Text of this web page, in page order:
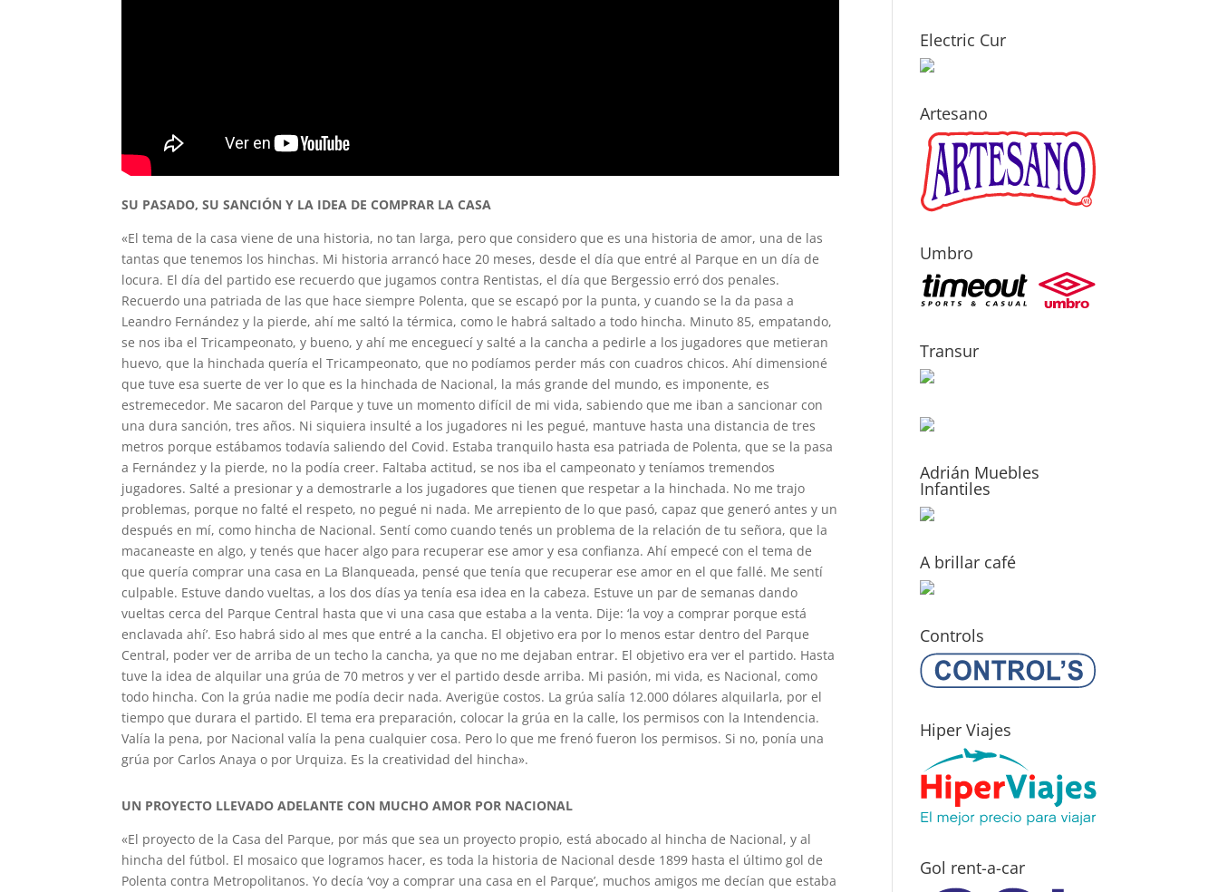
SU PASADO, SU SANCIÓN Y LA IDEA DE COMPRAR LA CASA
«El tema de la casa viene de una historia, no tan larga, pero que considero que es una historia de amor, una de las
tantas que tenemos los hinchas. Mi historia arrancó hace 20 meses, desde el día que entré al Parque en un día de
locura. El día del partido ese recuerdo que jugamos contra Rentistas, el día que Bergessio erró dos penales.
Recuerdo una patriada de las que hace siempre Polenta, que se escapó por la punta, y cuando se la da pasa a
Leandro Fernández y la pierde, ahí me saltó la térmica, como le habrá saltado a todo hincha. Minuto 85, empatando,
se nos iba el Tricampeonato, y bueno, y ahí me enceguecí y salté a la cancha a pedirle a los jugadores que metieran
huevo, que la hinchada quería el Tricampeonato, que no podíamos perder más con cuadros chicos. Ahí dimensioné
que tuve esa suerte de ver lo que es la hinchada de Nacional, la más grande del mundo, es imponente, es
estremecedor. Me sacaron del Parque y tuve un momento difícil de mi vida, sabiendo que me iban a sancionar con
una dura sanción, tres años. Ni siquiera insulté a los jugadores ni les pegué, mantuve hasta una distancia de tres
metros porque estábamos todavía saliendo del Covid. Estaba tranquilo hasta esa patriada de Polenta, que se la pasa
a Fernández y la pierde, no la podía creer. Faltaba actitud, se nos iba el campeonato y teníamos tremendos
jugadores. Salté a presionar y a demostrarle a los jugadores que tienen que respetar a la hinchada. No me trajo
problemas, porque no falté el respeto, no pegué ni nada. Me arrepiento de lo que pasó, capaz que generó antes y un
después en mí, como hincha de Nacional. Sentí como cuando tenés un problema de la relación de tu señora, que la
macaneaste en algo, y tenés que hacer algo para recuperar ese amor y esa confianza. Ahí empecé con el tema de
que quería comprar una casa en La Blanqueada, pensé que tenía que recuperar ese amor en el que fallé. Me sentí
culpable. Estuve dando vueltas, a los dos días ya tenía esa idea en la cabeza. Estuve un par de semanas dando
vueltas cerca del Parque Central hasta que vi una casa que estaba a la venta. Dije: ‘la voy a comprar porque está
enclavada ahí’. Eso habrá sido al mes que entré a la cancha. El objetivo era por lo menos estar dentro del Parque
Central, poder ver de arriba de un techo la cancha, ya que no me dejaban entrar. El objetivo era ver el partido. Hasta
tuve la idea de alquilar una grúa de 70 metros y ver el partido desde arriba. Mi pasión, mi vida, es Nacional, como
todo hincha. Con la grúa nadie me podía decir nada. Averigüe costos. La grúa salía 12.000 dólares alquilarla, por el
tiempo que durara el partido. El tema era preparación, colocar la grúa en la calle, los permisos con la Intendencia.
Valía la pena, por Nacional valía la pena cualquier cosa. Pero lo que me frenó fueron los permisos. Si no, ponía una
grúa por Carlos Anaya o por Urquiza. Es la creatividad del hincha».
UN PROYECTO LLEVADO ADELANTE CON MUCHO AMOR POR NACIONAL
«El proyecto de la Casa del Parque, por más que sea un proyecto propio, está abocado al hincha de Nacional, y al
hincha del fútbol. El mosaico que logramos hacer, es toda la historia de Nacional desde 1899 hasta el último gol de
Polenta contra Metropolitanos. Yo decía ‘voy a comprar una casa en el Parque’, muchos amigos me decían que estaba
Electric Cur
Artesano
Umbro
Transur
Adrián Muebles
Infantiles
A brillar café
Controls
Hiper Viajes
Gol rent-a-car